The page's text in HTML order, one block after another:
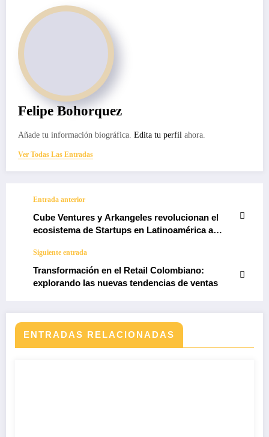
Felipe Bohorquez
Añade tu información biográfica. Edita tu perfil ahora.
Ver Todas Las Entradas
Entrada anterior
Cube Ventures y Arkangeles revolucionan el
ecosistema de Startups en Latinoamérica a
Siguiente entrada
Transformación en el Retail Colombiano:
explorando las nuevas tendencias de ventas
ENTRADAS RELACIONADAS